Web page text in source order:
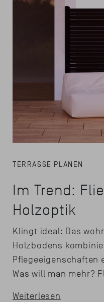
TERRASSE PLANEN
Im Trend:
Holzoptik
Klingt ideal: Das
Holzbodens
Pflegeeigenschaften
Was will man mehr?
Weiterlesen